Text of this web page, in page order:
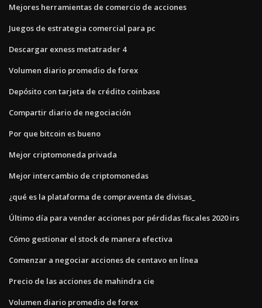
Mejores herramientas de comercio de acciones
Juegos de estrategia comercial para pc
Descargar exness metatrader 4
Volumen diario promedio de forex
Depósito con tarjeta de crédito coinbase
Compartir diario de negociación
Por que bitcoin es bueno
Mejor criptomoneda privada
Mejor intercambio de criptomonedas
¿qué es la plataforma de compraventa de divisas_
Último día para vender acciones por pérdidas fiscales 2020 irs
Cómo gestionar el stock de manera efectiva
Comenzar a negociar acciones de centavo en línea
Precio de las acciones de mahindra cie
Volumen diario promedio de forex